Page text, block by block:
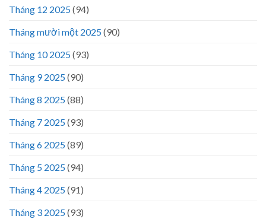
Tháng 12 2025(94)
Tháng mười một 2025(90)
Tháng 10 2025(93)
Tháng 9 2025(90)
Tháng 8 2025(88)
Tháng 7 2025(93)
Tháng 6 2025(89)
Tháng 5 2025(94)
Tháng 4 2025(91)
Tháng 3 2025(93)